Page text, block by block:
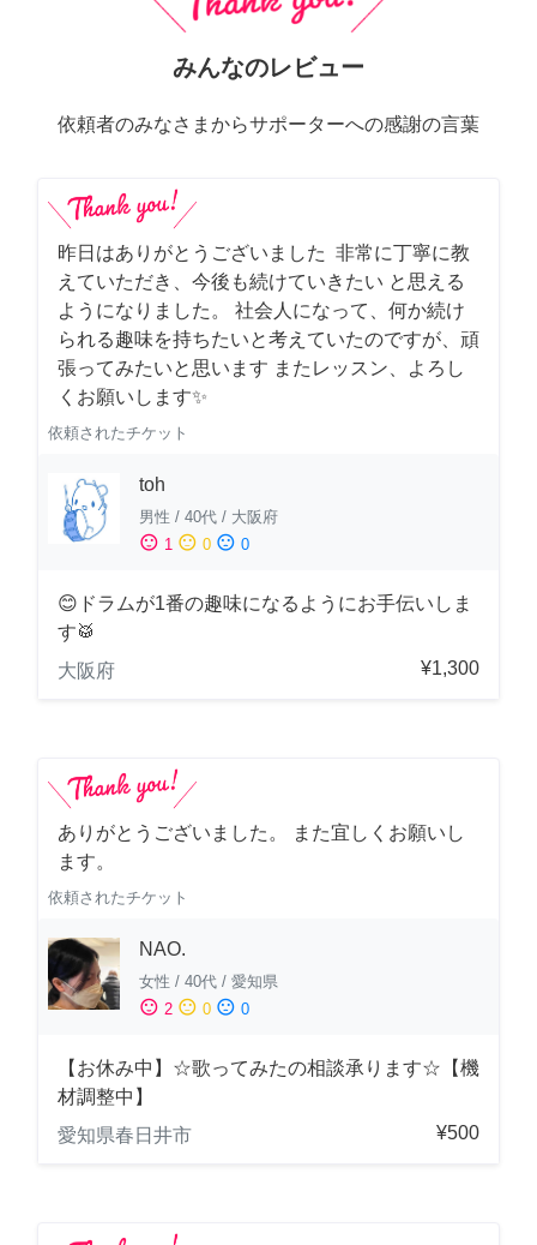
みんなのレビュー
依頼者のみなさまからサポーターへの感謝の言葉
昨日はありがとうございました 非常に丁寧に教
えていただき、今後も続けていきたい と思える
ようになりました。 社会人になって、何か続け
られる趣味を持ちたいと考えていたのですが、頑
張ってみたいと思います またレッスン、よろし
くお願いします✨
依頼されたチケット
toh
男性 / 40代 / 大阪府
sentiment_satisfied 1 sentiment_neutral 0 sentiment_dissatisfied 0
😊ドラムが1番の趣味になるようにお手伝いしま
す🥁
大阪府
¥1,300
ありがとうございました。 また宜しくお願いし
ます。
依頼されたチケット
NAO.
女性 / 40代 / 愛知県
sentiment_satisfied 2 sentiment_neutral 0 sentiment_dissatisfied 0
【お休み中】☆歌ってみたの相談承ります☆【機
材調整中】
愛知県春日井市
¥500